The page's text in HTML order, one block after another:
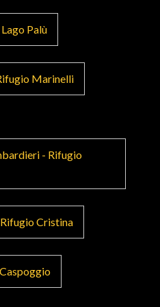
Palù
Marinelli
- Rifugio
Cristina